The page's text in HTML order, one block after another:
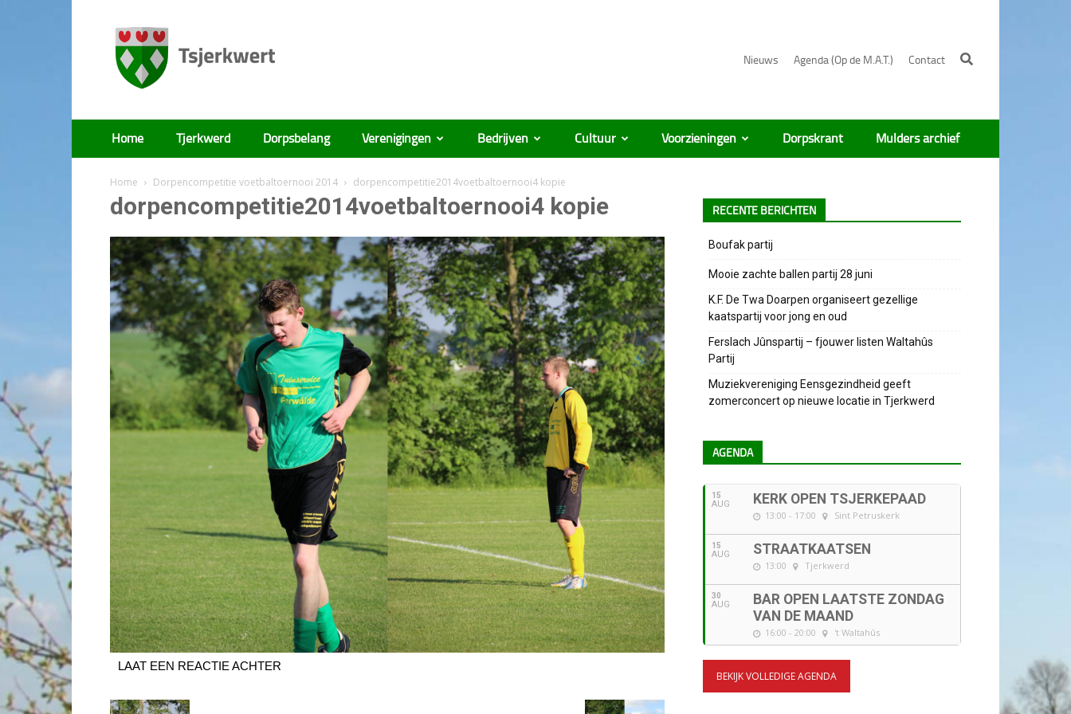
Nieuws Agenda (Op de M.A.T.) Contact
Tsjerkwert
Home Tjerkwerd Dorpsbelang Verenigingen Bedrijven Cultuur Voorzieningen Dorpskrant Mulders archief
Home Dorpencompetitie voetbaltoernooi 2014 dorpencompetitie2014voetbaltoernooi4 kopie
dorpencompetitie2014voetbaltoernooi4 kopie
LAAT EEN REACTIE ACHTER
RECENTE BERICHTEN
Boufak partij
Mooie zachte ballen partij 28 juni
K.F. De Twa Doarpen organiseert gezellige
kaatspartij voor jong en oud
Ferslach Jûnspartij – fjouwer listen Waltahûs
Partij
Muziekvereniging Eensgezindheid geeft
zomerconcert op nieuwe locatie in Tjerkwerd
AGENDA
15
AUG KERK OPEN TSJERKEPAAD
13:00 - 17:00 Sint Petruskerk
15
AUG STRAATKAATSEN
13:00 Tjerkwerd
30
AUG
BAR OPEN LAATSTE ZONDAG
VAN DE MAAND
16:00 - 20:00 't Waltahûs
BEKIJK VOLLEDIGE AGENDA